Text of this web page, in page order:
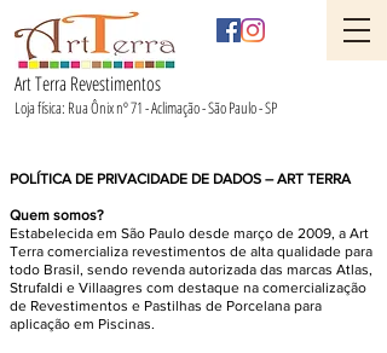
Art Terra Revestimentos
Loja física: Rua Ônix nº 71 - Aclimação - São Paulo - SP
POLÍTICA DE PRIVACIDADE DE DADOS – ART TERRA
Quem somos?
Estabelecida em São Paulo desde março de 2009, a Art
Terra comercializa revestimentos de alta qualidade para
todo Brasil, sendo revenda autorizada das marcas Atlas,
Strufaldi e Villaagres com destaque na comercialização
de Revestimentos e Pastilhas de Porcelana para
aplicação em Piscinas.